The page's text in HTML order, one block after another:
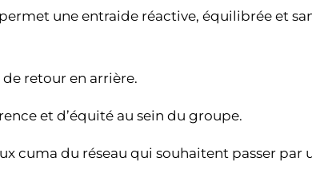
une entraide réactive, équilibrée et
retour en arrière.
et d’équité au sein du groupe.
cuma du réseau qui souhaitent passer